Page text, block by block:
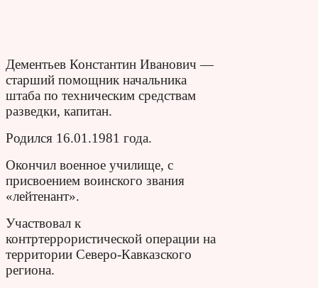
Дементьев Константин Иванович —
старший помощник начальника
штаба по техническим средствам
разведки, капитан.
Родился 16.01.1981 года.
Окончил военное училище, с
присвоением воинского звания
«лейтенант».
Участвовал к
контртеррористической операции на
территории Северо-Кавказского
региона.